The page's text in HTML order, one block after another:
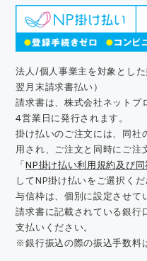
法人/個人事業主を対象とし
翌月末請求書払い）
請求書は、株式会社ネットプ
4営業日に発行されます。
掛け払いのご注文には、同社
用され、ご注文と同時にご注
「NP掛け払い利用規約及び
してNP掛け払いをご選択くだ
与信枠は、個別に設定させて
請求書に記載されている銀行
支払いください。
※銀行振込の際の振込手数料